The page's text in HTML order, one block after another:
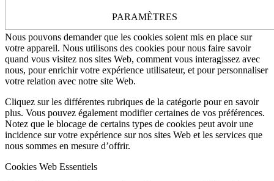
PARAMÈTRES
Comment nous utilisons les cookies
Nous pouvons demander que les cookies soient mis en place sur
votre appareil. Nous utilisons des cookies pour nous faire savoir
quand vous visitez nos sites Web, comment vous interagissez avec
nous, pour enrichir votre expérience utilisateur, et pour personnaliser
votre relation avec notre site Web.
Cliquez sur les différentes rubriques de la catégorie pour en savoir
plus. Vous pouvez également modifier certaines de vos préférences.
Notez que le blocage de certains types de cookies peut avoir une
incidence sur votre expérience sur nos sites Web et les services que
nous sommes en mesure d’offrir.
Cookies Web Essentiels